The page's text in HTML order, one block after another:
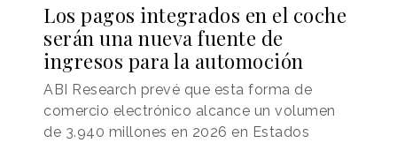
Los pagos integrados en el coche
serán una nueva fuente de
ingresos para la automoción
ABI Research prevé que esta forma de
comercio electrónico alcance un volumen
de 3.940 millones en 2026 en Estados